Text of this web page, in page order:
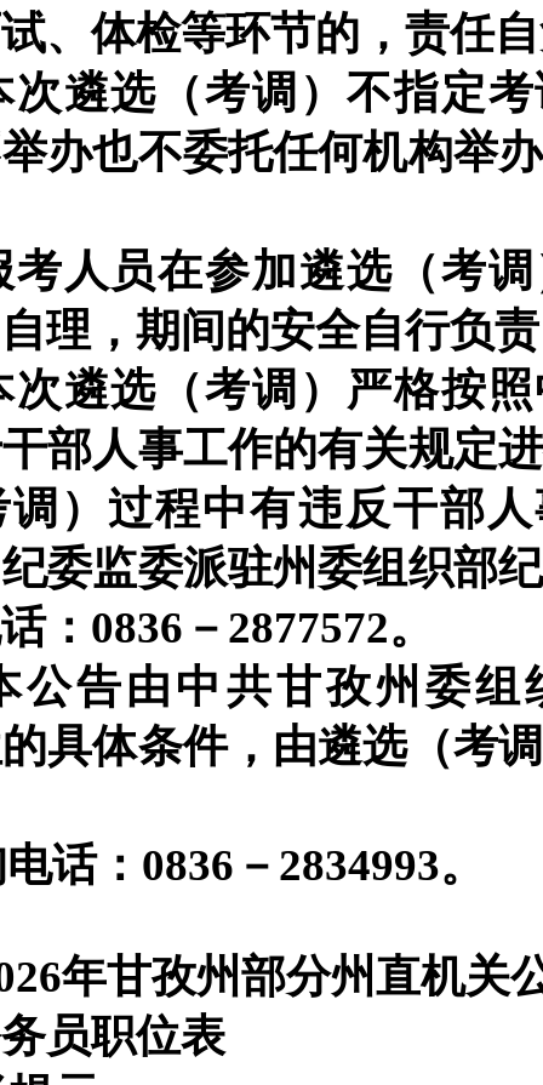
、体检等环节的，责任
次遴选（考调）不指定
办也不委托任何机构举
考人员在参加遴选（考
理，期间的安全自行负
次遴选（考调）严格按
部人事工作的有关规定
）过程中有违反干部
委监委派驻州委组织部
： 0836－2877572。
公告由中共甘孜州委组
具体条件，由遴选（考
话： 0836－ 2834993。
年甘孜州部分州直机关
员职位表